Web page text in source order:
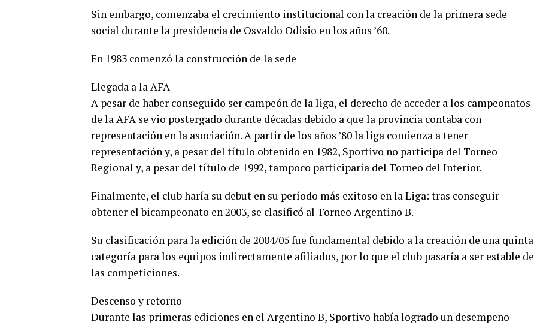
Sin embargo, comenzaba el crecimiento institucional con la creación de la primera sede
social durante la presidencia de Osvaldo Odisio en los años ’60.
En 1983 comenzó la construcción de la sede
Llegada a la AFA
A pesar de haber conseguido ser campeón de la liga, el derecho de acceder a los campeonatos
de la AFA se vio postergado durante décadas debido a que la provincia contaba con
representación en la asociación. A partir de los años ’80 la liga comienza a tener
representación y, a pesar del título obtenido en 1982, Sportivo no participa del Torneo
Regional y, a pesar del título de 1992, tampoco participaría del Torneo del Interior.
Finalmente, el club haría su debut en su período más exitoso en la Liga: tras conseguir
obtener el bicampeonato en 2003, se clasificó al Torneo Argentino B.
Su clasificación para la edición de 2004/05 fue fundamental debido a la creación de una quinta
categoría para los equipos indirectamente afiliados, por lo que el club pasaría a ser estable de
las competiciones.
Descenso y retorno
Durante las primeras ediciones en el Argentino B, Sportivo había logrado un desempeño